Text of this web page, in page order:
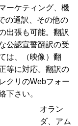
ーケティング、機
の通訳、その他の
出張も可能。翻訳
公認宣誓翻訳の受
は、（映像）翻
等に対応。翻訳の
クリのWebフォー
下さい。
オラン
ダ、アム